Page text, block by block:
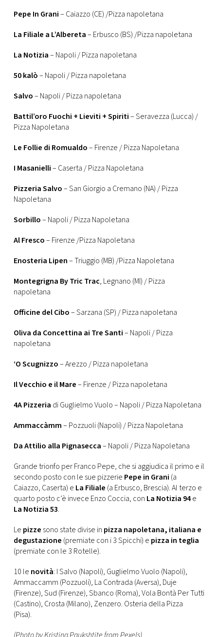
Pepe In Grani– Caiazzo (CE) /Pizza napoletana
La Filiale a L’Albereta– Erbusco (BS) /Pizza napoletana
La Notizia– Napoli / Pizza napoletana
50 kalò– Napoli / Pizza napoletana
Salvo– Napoli / Pizza napoletana
Battil’oro Fuochi + Lieviti + Spiriti– Seravezza (Lucca) /
Pizza Napoletana
Le Follie di Romualdo– Firenze / Pizza Napoletana
I Masanielli– Caserta / Pizza Napoletana
Pizzeria Salvo– San Giorgio a Cremano (NA) / Pizza
Napoletana
Sorbillo– Napoli / Pizza Napoletana
Al Fresco– Firenze /Pizza Napoletana
Enosteria Lipen– Triuggio (MB) /Pizza Napoletana
Montegrigna By Tric Trac, Legnano (MI) / Pizza
napoletana
Officine del Cibo– Sarzana (SP) / Pizza napoletana
Oliva da Concettina ai Tre Santi– Napoli / Pizza
napoletana
‘O Scugnizzo– Arezzo / Pizza napoletana
Il Vecchio e il Mare– Firenze / Pizza napoletana
4A Pizzeria di Guglielmo Vuolo – Napoli / Pizza Napoletana
Ammaccàmm– Pozzuoli (Napoli) / Pizza Napoletana
Da Attilio alla Pignasecca– Napoli / Pizza Napoletana
Grande trionfo per Franco Pepe, che si aggiudica il primo e il
secondo posto con le sue pizzerie Pepe in Grani (a
Caiazzo, Caserta) e La Filiale (a Erbusco, Brescia). Al terzo e
quarto posto c’è invece Enzo Coccia, con La Notizia 94e
La Notizia 53.
Le pizze sono state divise in pizza napoletana, italiana e
degustazione (premiate con i 3 Spicchi) e pizza in teglia
(premiate con le 3 Rotelle).
10 le novità: I Salvo (Napoli), Guglielmo Vuolo (Napoli),
Ammaccamm (Pozzuoli), La Contrada (Aversa), Duje
(Firenze), Sud (Firenze), Sbanco (Roma), Vola Bontà Per Tutti
(Castino), Crosta (Milano), Zenzero. Osteria della Pizza
(Pisa).